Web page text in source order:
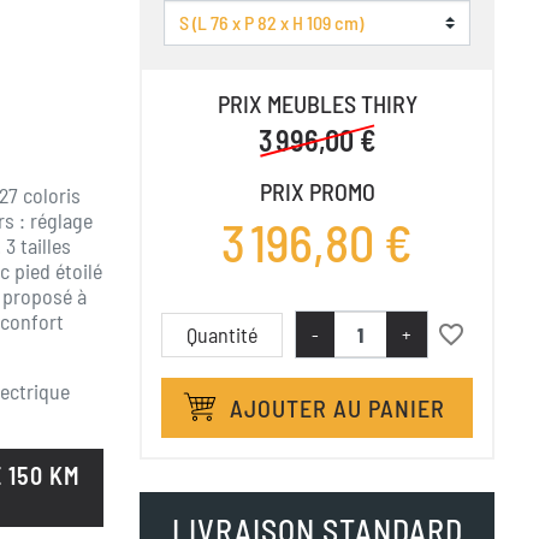
coloris
: réglage
tailles
pied étoilé
à
150 KM
PRIX MEUBLES THIRY
3 996,00 €
PRIX PROMO
3 196,80 €
Quantité - + favorite_border
AJOUTER AU PANIER
LIVRAISON STANDARD